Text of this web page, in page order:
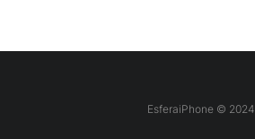
EsferaiPhone © 2024